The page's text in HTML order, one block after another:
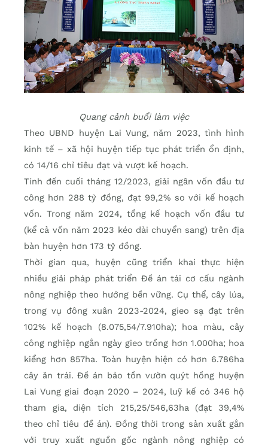
Quang cảnh buổi làm việc
Theo UBND huyện Lai Vung, năm 2023, tình hình
kinh tế – xã hội huyện tiếp tục phát triển ổn định,
có 14/16 chỉ tiêu đạt và vượt kế hoạch.
Tính đến cuối tháng 12/2023, giải ngân vốn đầu tư
công hơn 288 tỷ đồng, đạt 99,2% so với kế hoạch
vốn. Trong năm 2024, tổng kế hoạch vốn đầu tư
(kể cả vốn năm 2023 kéo dài chuyển sang) trên địa
bàn huyện hơn 173 tỷ đồng.
Thời gian qua, huyện cũng triển khai thực hiện
nhiều giải pháp phát triển Đề án tái cơ cấu ngành
nông nghiệp theo hướng bền vững. Cụ thể, cây lúa,
trong vụ đông xuân 2023-2024, gieo sạ đạt trên
102% kế hoạch (8.075,54/7.910ha); hoa màu, cây
công nghiệp ngắn ngày gieo trồng hơn 1.000ha; hoa
kiểng hơn 857ha. Toàn huyện hiện có hơn 6.786ha
cây ăn trái. Đề án bảo tồn vườn quýt hồng huyện
Lai Vung giai đoạn 2020 – 2024, luỹ kế có 346 hộ
tham gia, diện tích 215,25/546,63ha (đạt 39,4%
theo chỉ tiêu đề án). Đồng thời trong sản xuất gắn
với truy xuất nguồn gốc ngành nông nghiệp có